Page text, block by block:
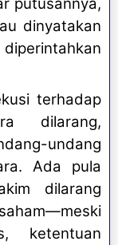
dinyatakan
terhadap
dilarang,
undang
Ada pula
dilarang
ketentuan